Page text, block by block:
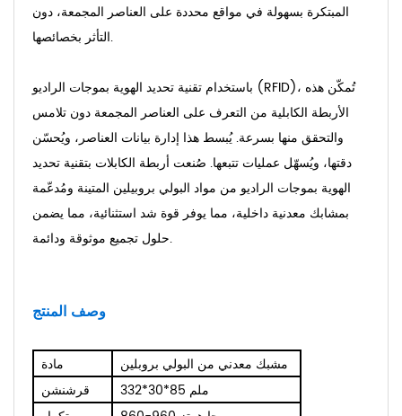
المبتكرة بسهولة في مواقع محددة على العناصر المجمعة، دون
التأثر بخصائصها.
باستخدام تقنية تحديد الهوية بموجات الراديو (RFID)، تُمكّن هذه
الأربطة الكابلية من التعرف على العناصر المجمعة دون تلامس
والتحقق منها بسرعة. يُبسط هذا إدارة بيانات العناصر، ويُحسّن
دقتها، ويُسهّل عمليات تتبعها. صُنعت أربطة الكابلات بتقنية تحديد
الهوية بموجات الراديو من مواد البولي بروبيلين المتينة ومُدعّمة
بمشابك معدنية داخلية، مما يوفر قوة شد استثنائية، مما يضمن
حلول تجميع موثوقة ودائمة.
وصف المنتج
مادة
مشبك معدني من البولي بروبلين
قرشنشن
332*30*85 ملم